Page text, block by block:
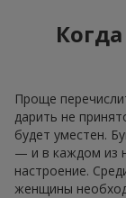
Проще
дарить не
будет уместен.
— и в каждом из
настроение.
женщины